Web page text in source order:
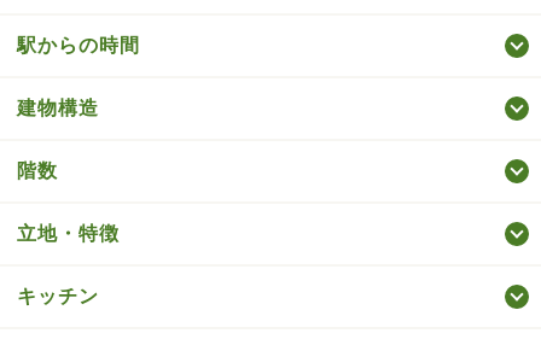
駅からの時間
建物構造
階数
立地・特徴
キッチン